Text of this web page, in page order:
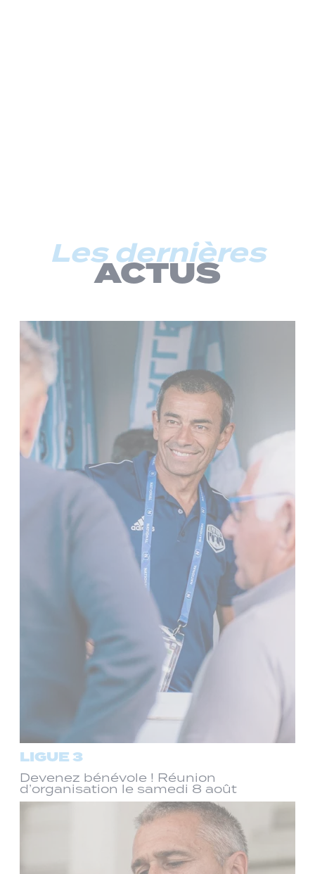
Les dernières
ACTUS
LIGUE 3
Devenez bénévole ! Réunion
d’organisation le samedi 8 août